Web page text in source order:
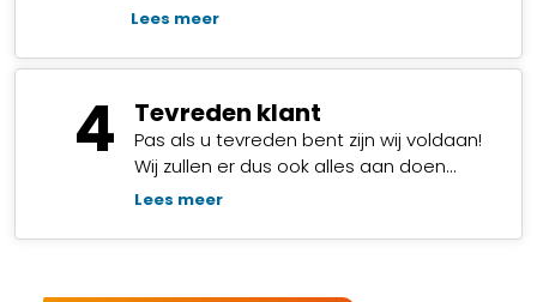
Lees meer
4 Tevreden klant
Pas als u tevreden bent zijn wij voldaan!
Wij zullen er dus ook alles aan doen…
Lees meer